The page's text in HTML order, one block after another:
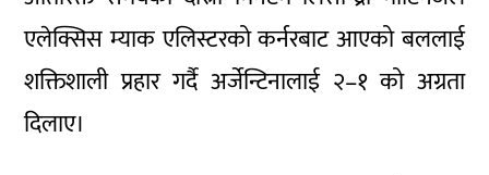
एलेक्सिस म्याक एलिस्टरको कर्नरबाट आएको बललाई
शक्तिशाली प्रहार गर्दै अर्जेन्टिनालाई २–१ को अग्रता
दिलाए।